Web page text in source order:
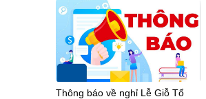
Thông báo về nghỉ Lễ Giỗ Tổ